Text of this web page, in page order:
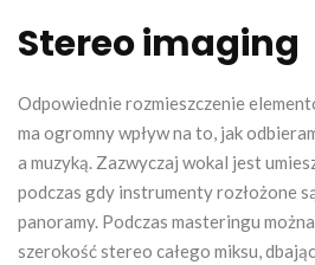
Stereo imaging
Odpowiednie rozmieszczenie
ma ogromny wpływ na to, jak
a muzyką. Zazwyczaj wokal jest
podczas gdy instrumenty rozłożone
panoramy. Podczas masteringu
szerokość stereo całego miksu,